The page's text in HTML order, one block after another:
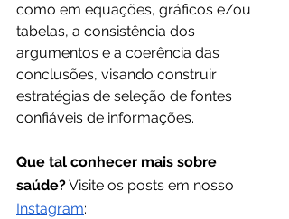
como em equações, gráficos e/ou
tabelas, a consistência dos
argumentos e a coerência das
conclusões, visando construir
estratégias de seleção de fontes
confiáveis de informações.
Que tal conhecer mais sobre
saúde? Visite os posts em nosso
Instagram: